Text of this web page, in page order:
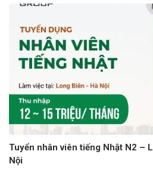
Tuyển nhân viên tiếng Nhật N2 –
Nội